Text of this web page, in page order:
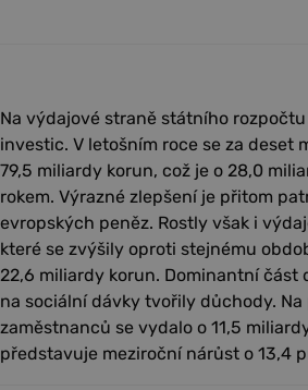
Na výdajové straně státního
investic. V letošním roce se za deset
79,5 miliardy korun, což je o 28,0
rokem. Výrazné zlepšení je přitom
evropských peněz. Rostly však i
které se zvýšily oproti stejnému
22,6 miliardy korun. Dominantní část
na sociální dávky tvořily důchody.
zaměstnanců se vydalo o 11,5
představuje meziroční nárůst o 13,4